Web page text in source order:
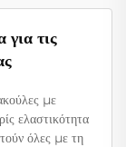
τις
με
ελαστικότητα
όλες με τη